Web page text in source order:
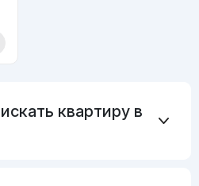
квартиру в